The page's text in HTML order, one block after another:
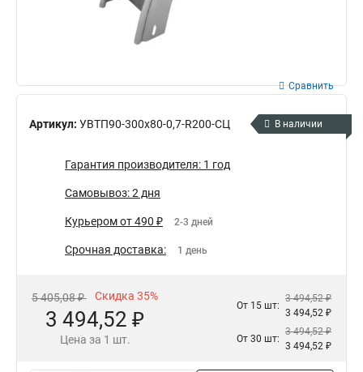
Артикул: УВТП90-300х80-0,7-R200-СЦ
Сравнить
В наличии
Гарантия производителя: 1 год
Самовывоз: 2 дня
Курьером от 490 ₽ 2-3 дней
Срочная доставка: 1 день
5 405,08 ₽ Скидка 35%
3 494,52 ₽
Цена за 1 шт.
От 15 шт:
3 494,52 ₽
3 494,52 ₽
От 30 шт:
3 494,52 ₽
3 494,52 ₽